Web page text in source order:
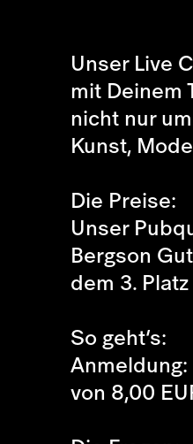
Unser Live
mit Deinem
nicht nur
Kunst,
Die Preise:
Unser
Bergson
dem 3.
So geht’s:
von 8,00